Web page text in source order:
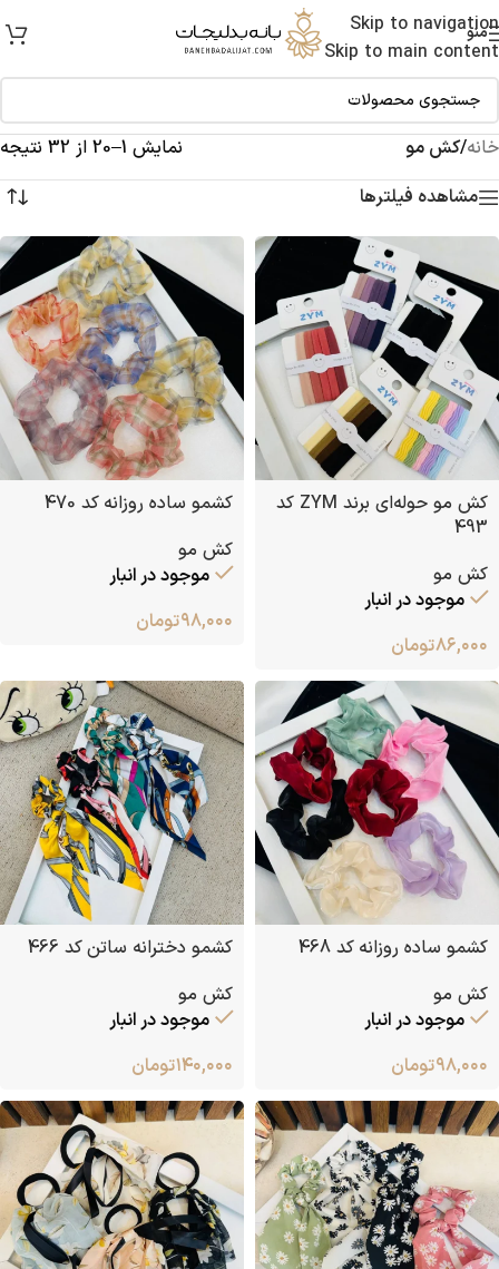
Skip to navigation
Skip to main content
منو
خانه/کش مو
نمایش 1–20 از 32 نتیجه
مشاهده فیلترها
کش مو حوله‌ای برند ZYM کد
493
کش مو
موجود در انبار
۸۶,۰۰۰تومان
کشمو ساده روزانه کد 470
کش مو
موجود در انبار
۹۸,۰۰۰تومان
کشمو ساده روزانه کد 468
کش مو
موجود در انبار
۹۸,۰۰۰تومان
کشمو دخترانه ساتن کد 466
کش مو
موجود در انبار
۱۴۰,۰۰۰تومان